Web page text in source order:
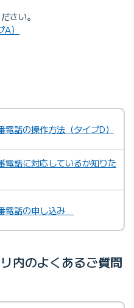
さい。
）
話の操作方法（タイプD）
話に対応しているか知りた
電話の申し込み
内のよくあるご質問